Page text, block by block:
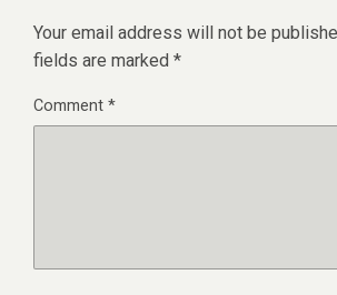
Your email address will not be
fields are marked *
Comment*